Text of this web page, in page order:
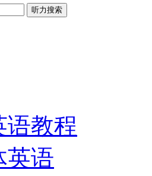
听力搜索
语教程
英语